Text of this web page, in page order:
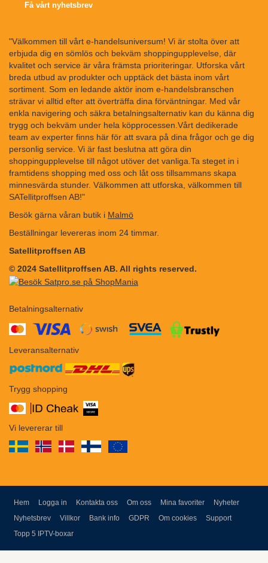
Få vårt nyhetsbrev
"Välkommen till vårt e-handelsuniversum! Vi är stolta över att
erbjuda dig en sömlös och bekväm shoppingupplevelse, där
kvalitet och service är våra främsta prioriteringar. Utforska vårt
breda utbud av produkter och upptäck det bästa inom vårt
sortiment. Som en ledande aktör inom e-handelsbranschen
strävar vi alltid efter att överträffa dina förväntningar. Med vår
enkla navigering och säkra betalningsalternativ kan du känna dig
trygg och bekväm under hela köpprocessen.Vårt dedikerade
team av experter finns här för att svara på dina frågor och ge dig
personlig service. Vi är fast beslutna att göra din
shoppingupplevelse till något utöver det vanliga.Ta steget in i
framtidens shopping med oss och låt oss tillsammans skapa
minnesvärda stunder. Välkommen att utforska, välkommen till
SATellitproffsen AB!"
Besök gärna våran butik i Malmö
Beställningar levereras inom 24 timmar.
Satellitproffsen AB
© 2024 Satellitproffsen AB. All rights reserved.
Betalningsalternativ
Leveransalternativ
Trygg shopping
Vi levererar till
Hem Logga in Kontakta oss Om oss Mina favoriter Nyheter
Nyhetsbrev Villkor Bank info GDPR Om cookies Support
Topp 5 IPTV-boxar